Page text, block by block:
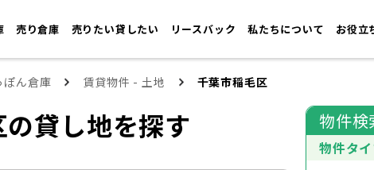
売り倉庫 売りたい貸したい リースバック 私たちについて お役立
ぽん倉庫 賃貸物件 - 土地 千葉市稲毛区
貸し地を探す 物件検
物件タ